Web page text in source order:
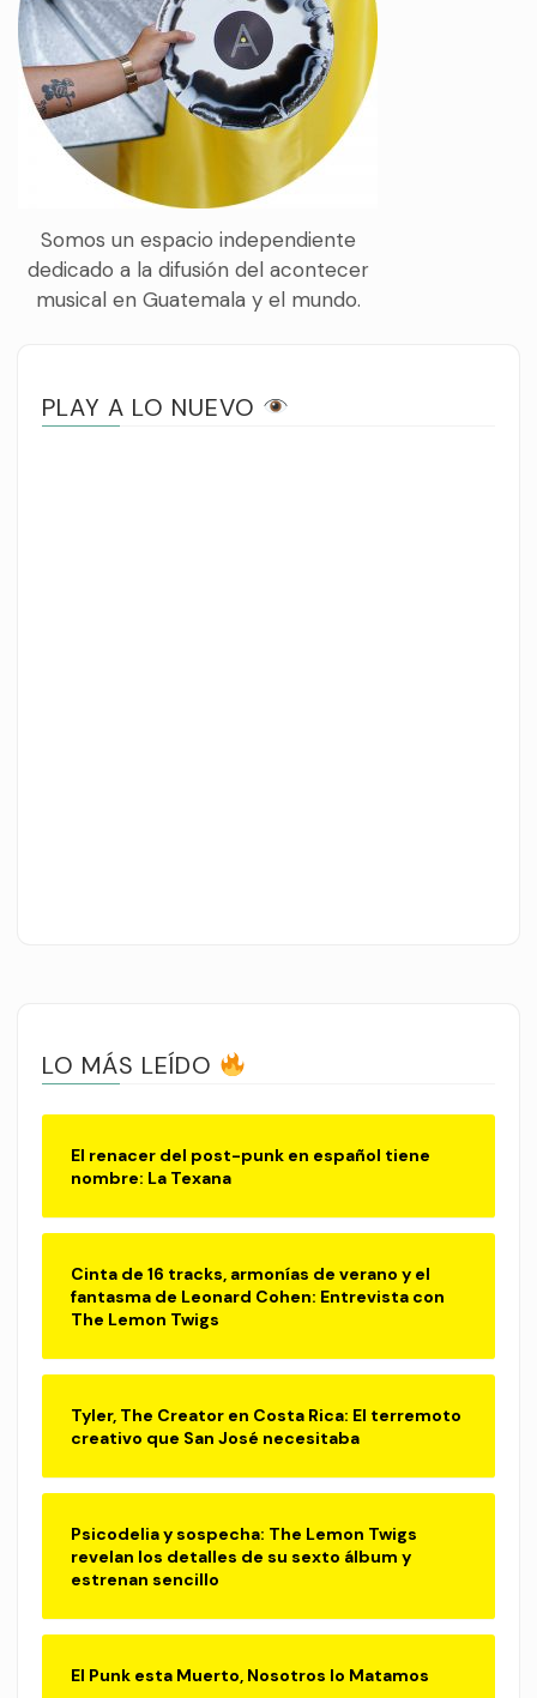
Somos un espacio independiente
dedicado a la difusión del acontecer
musical en Guatemala y el mundo.
PLAY A LO NUEVO
LO MÁS LEÍDO
El renacer del post-punk en español tiene
nombre: La Texana
Cinta de 16 tracks, armonías de verano y el
fantasma de Leonard Cohen: Entrevista con
The Lemon Twigs
Tyler, The Creator en Costa Rica: El terremoto
creativo que San José necesitaba
Psicodelia y sospecha: The Lemon Twigs
revelan los detalles de su sexto álbum y
estrenan sencillo
El Punk esta Muerto, Nosotros lo Matamos